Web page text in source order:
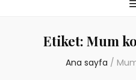
Etiket: Mum
Ana sayfa /